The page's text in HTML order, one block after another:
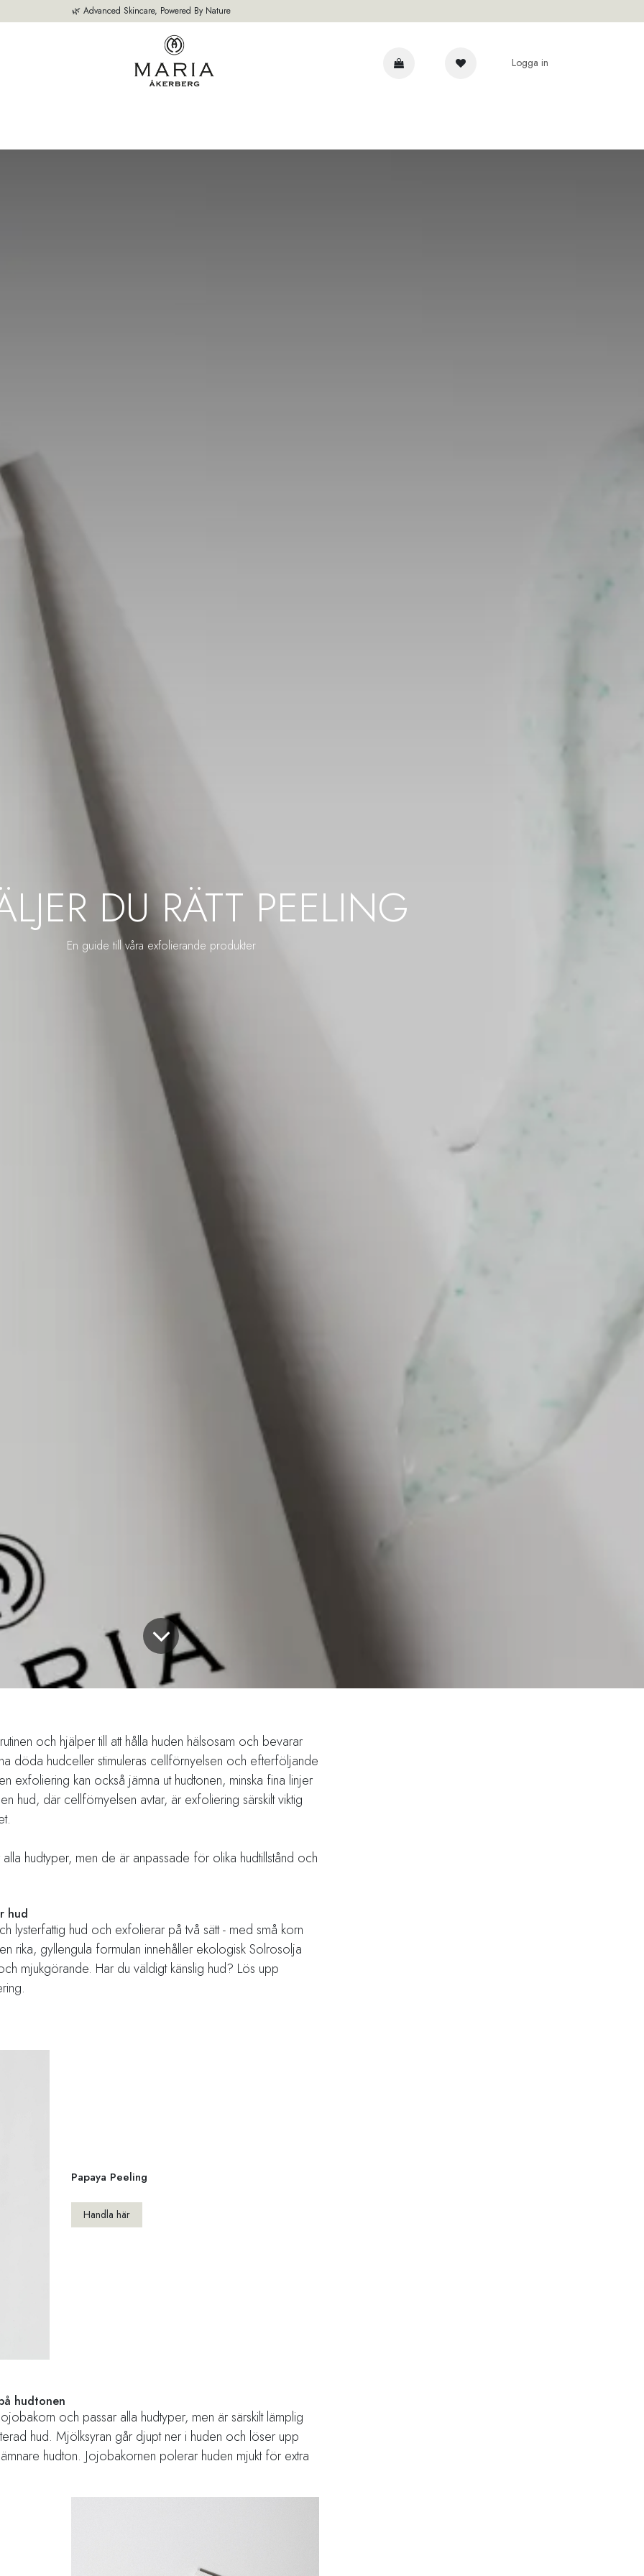
🌿 Advanced Skincare, Powered By Nature
Logga in
DU RÄTT PEELING
En guide till våra exfolierande produkter
och hjälper till att hålla huden hälsosam och bevarar
döda hudceller stimuleras cellförnyelsen och efterföljande
exfoliering kan också jämna ut hudtonen, minska fina linjer
hud, där cellförnyelsen avtar, är exfoliering särskilt viktig
hudtyper, men de är anpassade för olika hudtillstånd och
hud
lysterfattig hud och exfolierar på två sätt - med små korn
rika, gyllengula formulan innehåller ekologisk Solrosolja
mjukgörande. Har du väldigt känslig hud? Lös upp
Papaya Peeling
Handla här
hudtonen
och passar alla hudtyper, men är särskilt lämplig
hud. Mjölksyran går djupt ner i huden och löser upp
hudton. Jojobakornen polerar huden mjukt för extra